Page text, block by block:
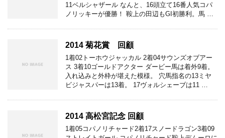
11ベルシャザール なんと、16頭立て16番人気コパ
ノリッキーが優勝！ 鞍上の田辺もGI初勝利。馬 …
2014 菊花賞 回顧
1着02トーホウジャッカル 2着04サウンズオブアー
ス 3着10ゴールドアクター ダービー馬は着外9着。
入れ込みと外枠が堪えた模様。 穴馬指名の13ミヤ
ビジャスパーは13着。 17ヴォルシェーブは11 …
2014 高松宮記念 回顧
1着05コパノリチャード2着17スノードラゴン3着09